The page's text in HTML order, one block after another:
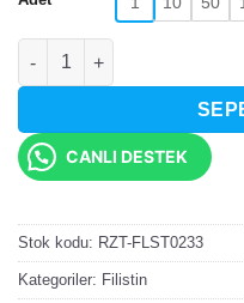
Filistin Bayrağı ve Kaligrafi
CANLI DESTEK
Stok kodu: RZT-FLST0233
Kategoriler: Filistin